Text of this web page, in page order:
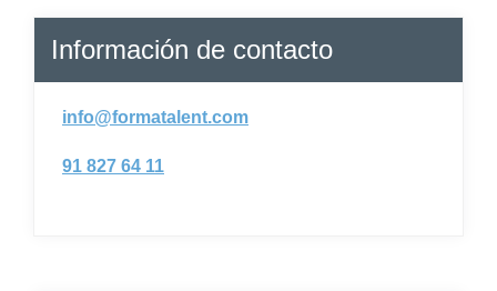
Información de contacto
info@formatalent.com
91 827 64 11